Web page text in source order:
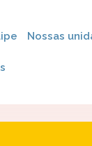
Nossas